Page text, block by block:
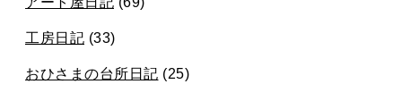
工房日記 (33)
おひさまの台所日記 (25)